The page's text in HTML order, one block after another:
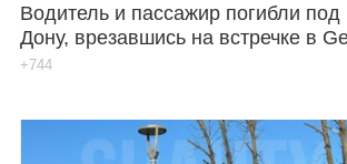
Водитель и пассажир погибли
Дону, врезавшись на встречке в
+744